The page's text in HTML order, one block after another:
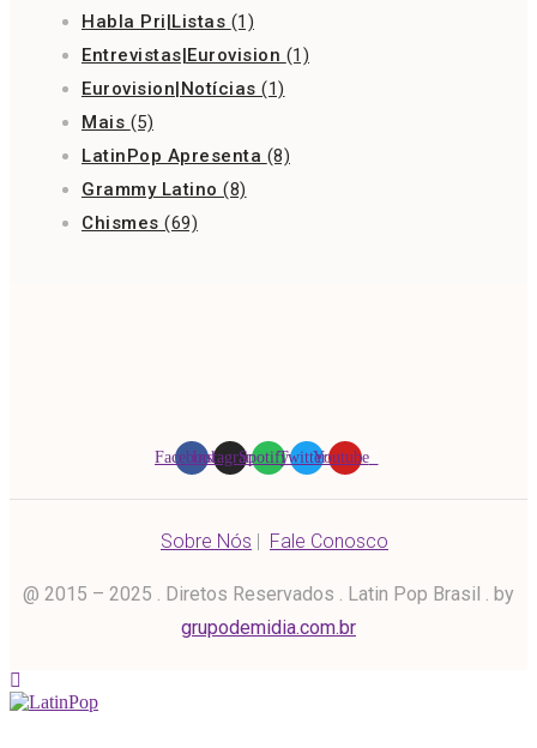
Habla Pri|Listas (1)
Entrevistas|Eurovision (1)
Eurovision|Notícias (1)
Mais (5)
LatinPop Apresenta (8)
Grammy Latino (8)
Chismes (69)
FacebookInstagramSpotifyTwitterYoutube
Sobre Nós | Fale Conosco
@ 2015 – 2025 . Diretos Reservados . Latin Pop Brasil . by
grupodemidia.com.br